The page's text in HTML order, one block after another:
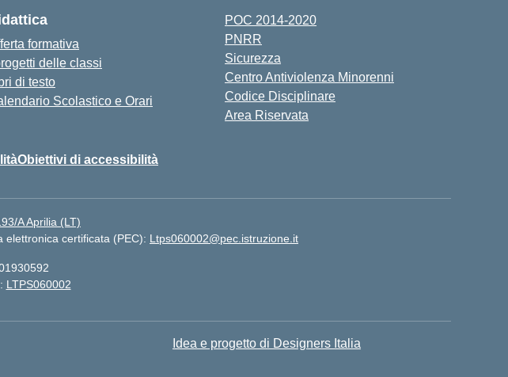
formativa
delle classi
di testo
Scolastico e Orari
POC 2014-2020
PNRR
Sicurezza
Centro Antiviolenza Minorenni
Codice Disciplinare
Area Riservata
Obiettivi di accessibilità
A Aprilia (LT)
elettronica certificata (PEC): Ltps060002@pec.istruzione.it
LTPS060002
Idea e progetto di Designers Italia